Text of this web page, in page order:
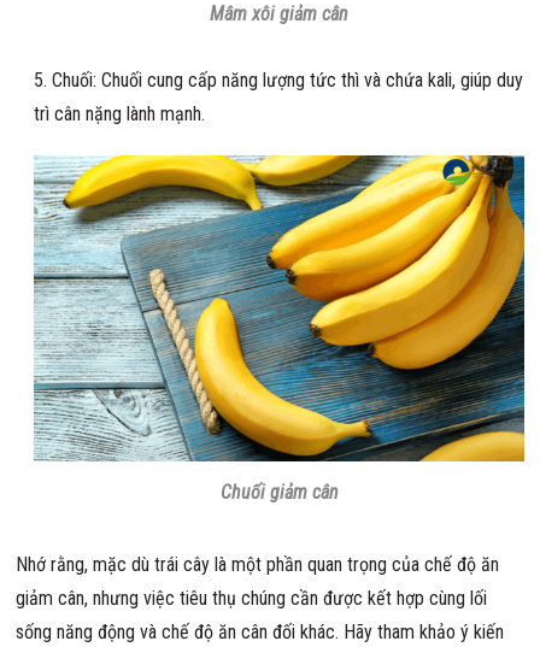
Mâm xôi giảm cân
Chuối: Chuối cung cấp năng lượng tức thì và chứa kali, giúp duy
trì cân nặng lành mạnh.
Chuối giảm cân
Nhớ rằng, mặc dù trái cây là một phần quan trọng của chế độ ăn
giảm cân, nhưng việc tiêu thụ chúng cần được kết hợp cùng lối
sống năng động và chế độ ăn cân đối khác. Hãy tham khảo ý kiến